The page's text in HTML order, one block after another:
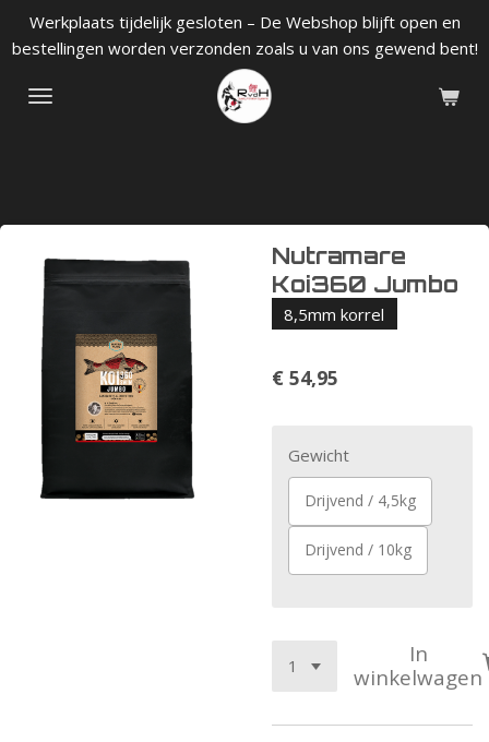
Ga
direct
Werkplaats tijdelijk gesloten – De Webshop blijft open en
bestellingen worden verzonden zoals u van ons gewend bent!
Nutramare
Koi360 Jumbo
8,5mm korrel
€ 54,95
Gewicht
Drijvend / 4,5kg
Drijvend / 10kg
In
winkelwagen